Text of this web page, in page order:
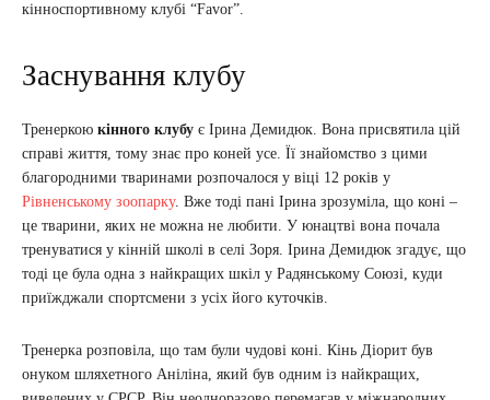
кінноспортивному клубі “Favor”.
Заснування клубу
Тренеркою кінного клубу є Ірина Демидюк. Вона присвятила цій
справі життя, тому знає про коней усе. Її знайомство з цими
благородними тваринами розпочалося у віці 12 років у
Рівненському зоопарку. Вже тоді пані Ірина зрозуміла, що коні –
це тварини, яких не можна не любити. У юнацтві вона почала
тренуватися у кінній школі в селі Зоря. Ірина Демидюк згадує, що
тоді це була одна з найкращих шкіл у Радянському Союзі, куди
приїжджали спортсмени з усіх його куточків.
Тренерка розповіла, що там були чудові коні. Кінь Діорит був
онуком шляхетного Аніліна, який був одним із найкращих,